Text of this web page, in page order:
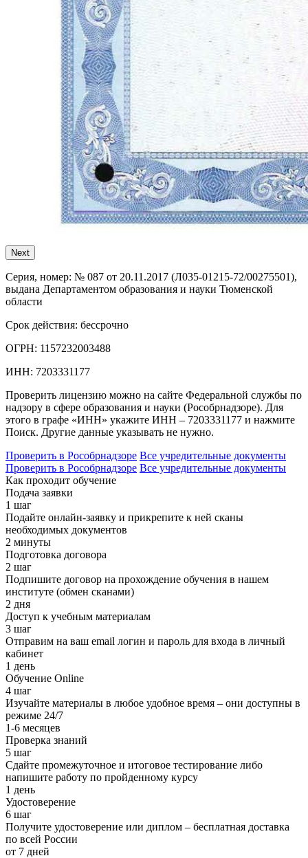
Next
Серия, номер: № 087 от 20.11.2017 (Л035-01215-72/00275501),
выдана Департаментом образования и науки Тюменской
области
Срок действия: бессрочно
ОГРН: 1157232003488
ИНН: 7203331177
Проверить лицензию можно на сайте Федеральной службы по
надзору в сфере образования и науки (Рособрнадзоре). Для
этого в графе «ИНН» укажите ИНН – 7203331177 и нажмите
Поиск. Другие данные указывать не нужно.
Проверить в Рособрнадзоре Все учредительные документы
Проверить в Рособрнадзоре Все учредительные документы
Как проходит обучение
Подача заявки
1 шаг
Подайте онлайн-заявку и прикрепите к ней сканы
необходимых документов
2 минуты
Подготовка договора
2 шаг
Подпишите договор на прохождение обучения в нашем
институте (обмен сканами)
2 дня
Доступ к учебным материалам
3 шаг
Отправим на ваш email логин и пароль для входа в личный
кабинет
1 день
Обучение Online
4 шаг
Изучайте материалы в любое удобное время – они доступны в
режиме 24/7
1-6 месяцев
Проверка знаний
5 шаг
Сдайте промежуточное и итоговое тестирование либо
напишите работу по пройденному курсу
1 день
Удостоверение
6 шаг
Получите удостоверение или диплом – бесплатная доставка
по всей России
от 7 дней